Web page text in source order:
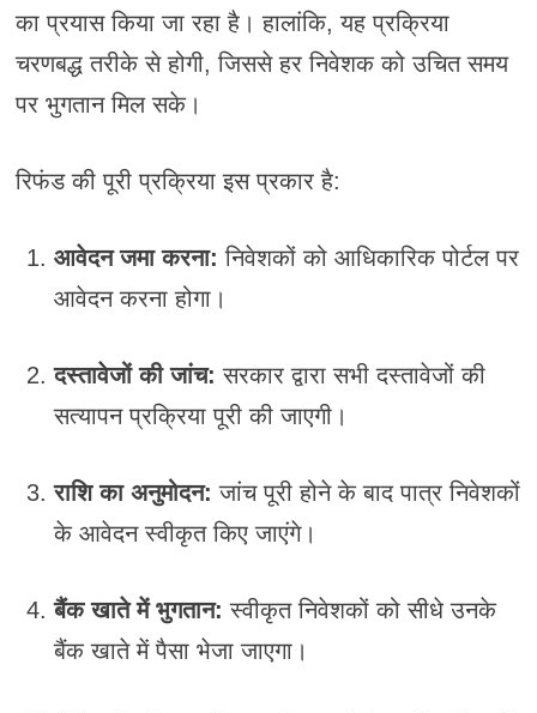
का प्रयास किया जा रहा है। हालांकि, यह प्रक्रिया
चरणबद्ध तरीके से होगी, जिससे हर निवेशक को उचित समय
पर भुगतान मिल सके।
रिफंड की पूरी प्रक्रिया इस प्रकार है:
आवेदन जमा करना: निवेशकों को आधिकारिक पोर्टल पर
आवेदन करना होगा।
दस्तावेजों की जांच: सरकार द्वारा सभी दस्तावेजों की
सत्यापन प्रक्रिया पूरी की जाएगी।
राशि का अनुमोदन: जांच पूरी होने के बाद पात्र निवेशकों
के आवेदन स्वीकृत किए जाएंगे।
बैंक खाते में भुगतान: स्वीकृत निवेशकों को सीधे उनके
बैंक खाते में पैसा भेजा जाएगा।